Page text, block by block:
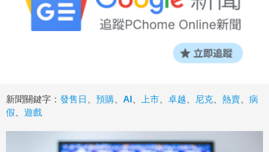
新聞關鍵字： 發售日 預購 AI 上市 卓越 尼克 熱賣
病
假
遊戲